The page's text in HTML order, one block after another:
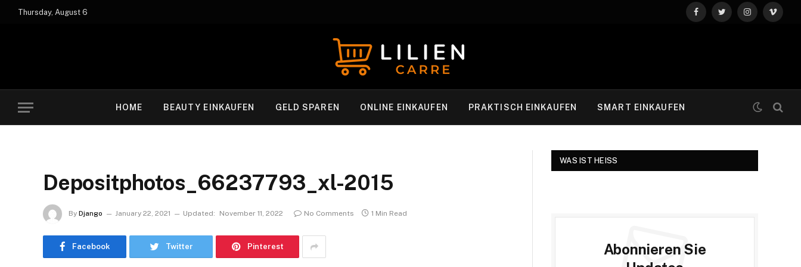
Thursday, August 6
FacebookTwitterInstagramVimeo
HOME BEAUTY EINKAUFEN GELD SPAREN ONLINE EINKAUFEN PRAKTISCH EINKAUFEN SMART EINKAUFEN
Depositphotos_66237793_xl-2015
By Django January 22, 2021 Updated: November 11, 2022 No Comments 1 Min Read
Facebook Twitter Pinterest
WAS IST HEISS
Abonnieren Sie